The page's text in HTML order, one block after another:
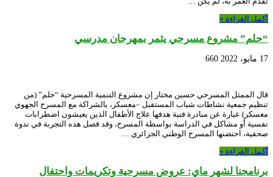
أكمل القراءة »
“حلم” مشروع مسرحي يثمر بمهرجان مدرسي
17 مايو، 2022 660
قال الممثل المسرحي حسين مختار إن مشروع التنمية المسرحية “حلم” (من
تنظيم جمعية نشاطات شباب المستقبل –معسكر، بالشراكة مع المسرح الجهوي
معسكر) عبارة عن مبادرة فنية هدفها علاج الأطفال الذين يعيشون اضطرابات
نفسية أو مشاكل في الدراسة بواسطة المسرح، وقد فصل هذه التجربة في ندوة
صحفية، احتضنها المسرح الوطني الجزائري …
أكمل القراءة »
برنامجنا لشهر ماي: عروض مسرحية وتكريمات واحتفال